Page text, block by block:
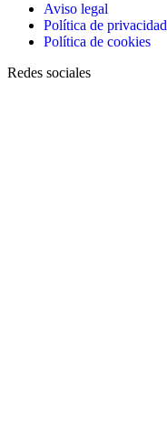
Aviso legal
Política de privacidad
Política de cookies
Redes sociales